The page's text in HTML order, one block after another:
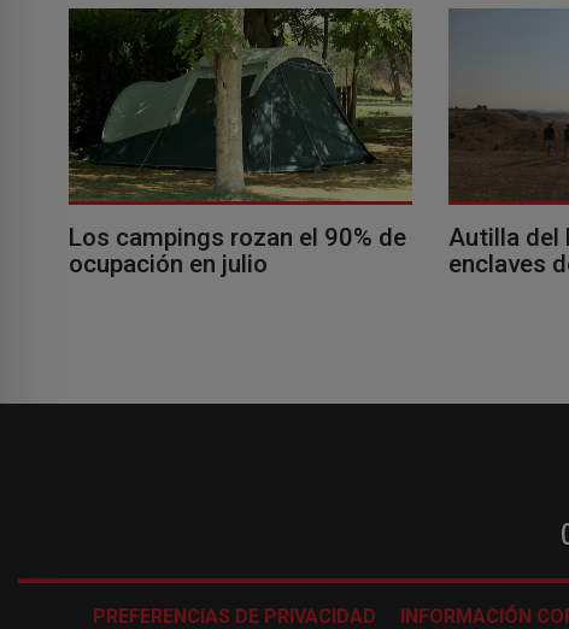
Los campings rozan el 90% de
ocupación en julio
Autilla del
enclaves
PREFERENCIAS DE PRIVACIDAD INFORMACIÓN